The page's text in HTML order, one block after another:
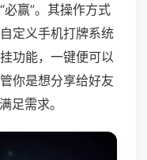
赢”。其操作方式
定义手机打牌系统
功能，一键便可以
你是想分享给好友
足需求。